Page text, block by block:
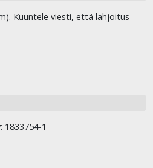
Kuuntele viesti, että lahjoitus
1